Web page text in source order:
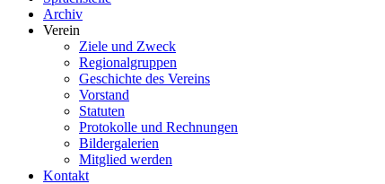
Archiv
Verein
Ziele und Zweck
Regionalgruppen
Geschichte des Vereins
Vorstand
Statuten
Protokolle und Rechnungen
Bildergalerien
Mitglied werden
Kontakt